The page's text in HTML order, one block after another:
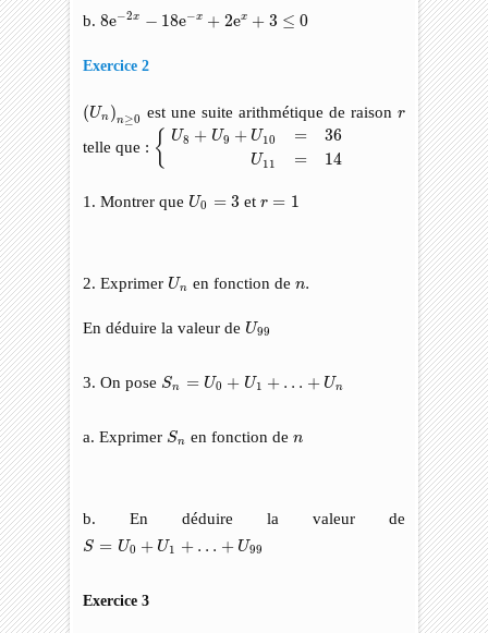
b.8e−2x − 18e−x + 2ex + 3 ≤ 0
8 −2x 18e x+ x +3
Exercice 2
(Un )n≥0
(Un ) est une suite arithmétique de raison r
r
telle que : { U8 + U9 + U10 = 36
U11 = 14
{U8 U 9+ 10= 11 14
1. Montrer que U0 = 3
U et r = 1
2. Exprimer Un
U en fonction den.
n
En déduire la valeur de U99
U
3. On pose Sn = U0 + U1 + … + Un
Sn 0+ U +… +
a. Exprimer Sn
Sn en fonction den
n
b. En déduire la valeur de
S = U0 + U1 + … + U99
S= 0+ U1 +… +
Exercice 3